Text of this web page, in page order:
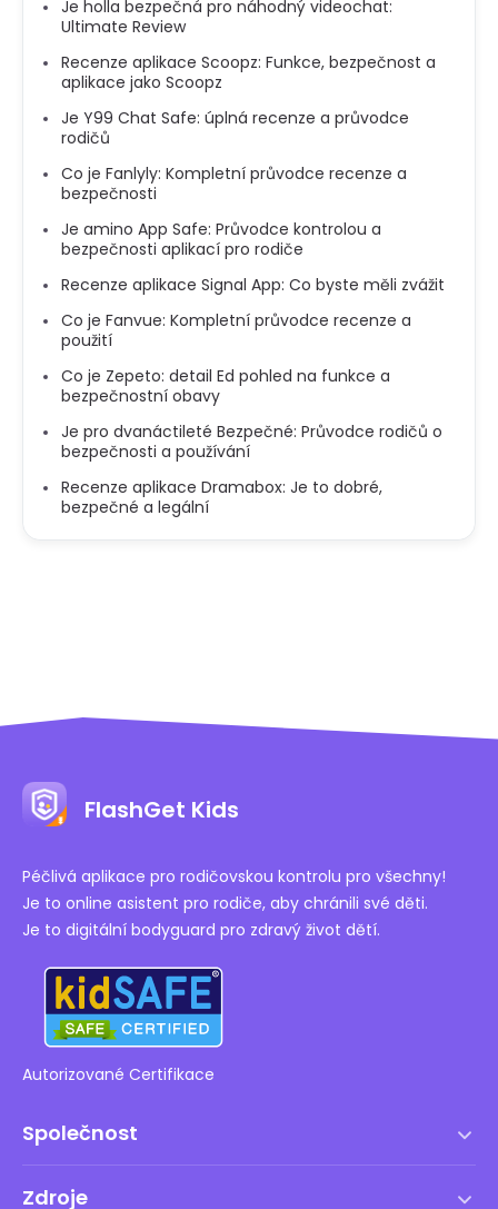
Je holla bezpečná pro náhodný videochat:
Ultimate Review
Recenze aplikace Scoopz: Funkce, bezpečnost a
aplikace jako Scoopz
Je Y99 Chat Safe: úplná recenze a průvodce
rodičů
Co je Fanlyly: Kompletní průvodce recenze a
bezpečnosti
Je amino App Safe: Průvodce kontrolou a
bezpečnosti aplikací pro rodiče
Recenze aplikace Signal App: Co byste měli zvážit
Co je Fanvue: Kompletní průvodce recenze a
použití
Co je Zepeto: detail Ed pohled na funkce a
bezpečnostní obavy
Je pro dvanáctileté Bezpečné: Průvodce rodičů o
bezpečnosti a používání
Recenze aplikace Dramabox: Je to dobré,
bezpečné a legální
FlashGet Kids
Péčlivá aplikace pro rodičovskou kontrolu pro všechny!
Je to online asistent pro rodiče, aby chránili své děti.
Je to digitální bodyguard pro zdravý život dětí.
Autorizované Certifikace
Společnost
Zdroje